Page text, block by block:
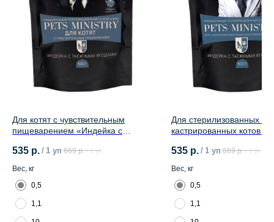
Для котят с чувствительным
пищеварением «Индейка с
535 р. / 1 уп 669 р. / 1 уп
Вес, кг
0,5
1,1
Для стерилизованных
кастрированных котов
535 р. / 1 уп 669 р. / 1 уп
Вес, кг
0,5
1,1